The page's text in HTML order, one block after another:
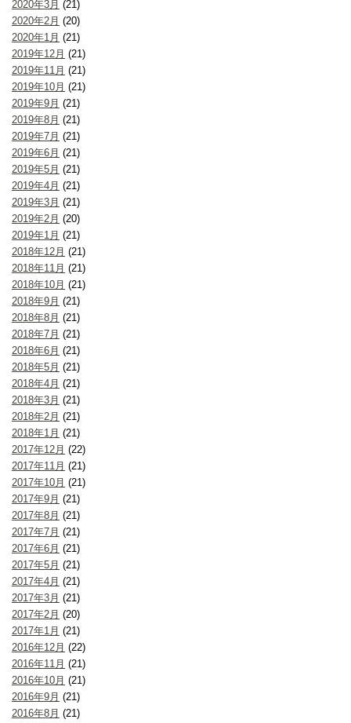
2020年3月 (21)
2020年2月 (20)
2020年1月 (21)
2019年12月 (21)
2019年11月 (21)
2019年10月 (21)
2019年9月 (21)
2019年8月 (21)
2019年7月 (21)
2019年6月 (21)
2019年5月 (21)
2019年4月 (21)
2019年3月 (21)
2019年2月 (20)
2019年1月 (21)
2018年12月 (21)
2018年11月 (21)
2018年10月 (21)
2018年9月 (21)
2018年8月 (21)
2018年7月 (21)
2018年6月 (21)
2018年5月 (21)
2018年4月 (21)
2018年3月 (21)
2018年2月 (21)
2018年1月 (21)
2017年12月 (22)
2017年11月 (21)
2017年10月 (21)
2017年9月 (21)
2017年8月 (21)
2017年7月 (21)
2017年6月 (21)
2017年5月 (21)
2017年4月 (21)
2017年3月 (21)
2017年2月 (20)
2017年1月 (21)
2016年12月 (22)
2016年11月 (21)
2016年10月 (21)
2016年9月 (21)
2016年8月 (21)